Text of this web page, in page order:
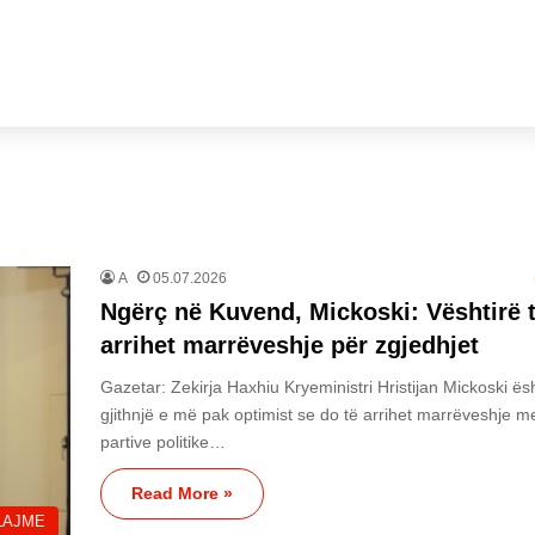
A 05.07.2026
Ngërç në Kuvend, Mickoski: Vështirë
arrihet marrëveshje për zgjedhjet
Gazetar: Zekirja Haxhiu Kryeministri Hristijan Mickoski
gjithnjë e më pak optimist se do të arrihet marrëveshje
partive politike…
Read More »